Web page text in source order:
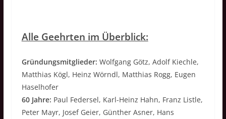
Alle Geehrten im Überblick:
Gründungsmitglieder: Wolfgang Götz, Adolf Kiechle,
Matthias Kögl, Heinz Wörndl, Matthias Rogg, Eugen
Haselhofer
60 Jahre: Paul Federsel, Karl-Heinz Hahn, Franz Listle,
Peter Mayr, Josef Geier, Günther Asner, Hans